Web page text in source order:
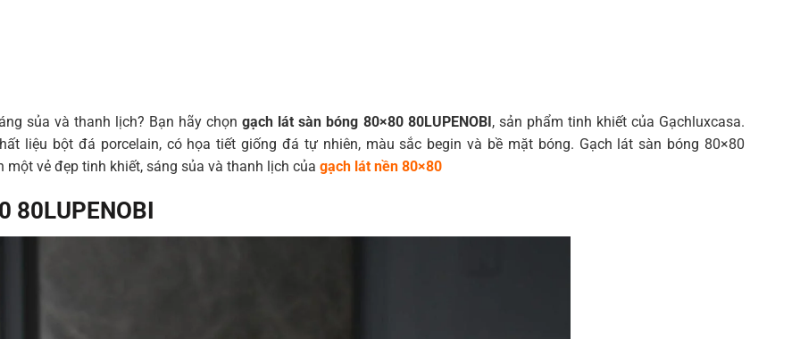
sủa và thanh lịch? Bạn hãy chọngạch lát sàn bóng 80×80 80LUPENOBI, sản phẩm tinh khiết của Gạchluxcasa.
liệu bột đá porcelain, có họa tiết giống đá tự nhiên, màu sắc begin và bề mặt bóng. Gạch lát sàn bóng 80×80
một vẻ đẹp tinh khiết, sáng sủa và thanh lịch của gạch lát nền 80×80
80LUPENOBI